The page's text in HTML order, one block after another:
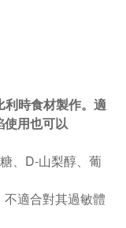
利時食材製作。適
使用也可以
、D-山梨醇、葡
適合對其過敏體